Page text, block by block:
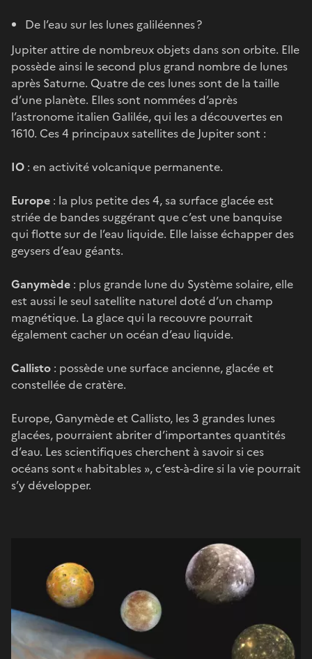
De l’eau sur les lunes galiléennes ?
Jupiter attire de nombreux objets dans son orbite. Elle
possède ainsi le second plus grand nombre de lunes
après Saturne. Quatre de ces lunes sont de la taille
d’une planète. Elles sont nommées d’après
l’astronome italien Galilée, qui les a découvertes en
1610. Ces 4 principaux satellites de Jupiter sont :
IO : en activité volcanique permanente.
Europe : la plus petite des 4, sa surface glacée est
striée de bandes suggérant que c’est une banquise
qui flotte sur de l’eau liquide. Elle laisse échapper des
geysers d’eau géants.
Ganymède : plus grande lune du Système solaire, elle
est aussi le seul satellite naturel doté d’un champ
magnétique. La glace qui la recouvre pourrait
également cacher un océan d’eau liquide.
Callisto : possède une surface ancienne, glacée et
constellée de cratère.
Europe, Ganymède et Callisto, les 3 grandes lunes
glacées, pourraient abriter d’importantes quantités
d’eau. Les scientifiques cherchent à savoir si ces
océans sont « habitables », c’est-à-dire si la vie pourrait
s’y développer.